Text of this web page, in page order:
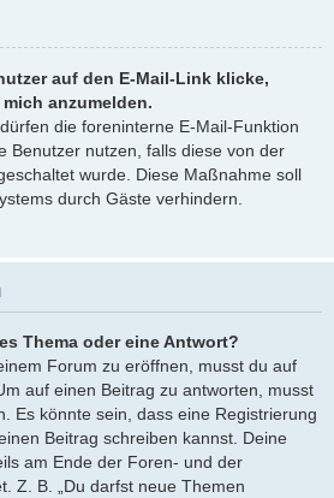
auf den E-Mail-Link klicke,
anzumelden.
die foreninterne E-Mail-Funktion
Benutzer nutzen, falls diese von der
wurde. Diese Maßnahme soll
durch Gäste verhindern.
Thema oder eine Antwort?
Forum zu eröffnen, musst du auf
auf einen Beitrag zu antworten, musst
Es könnte sein, dass eine Registrierung
Beitrag schreiben kannst. Deine
am Ende der Foren- und der
Z. B. „Du darfst neue Themen